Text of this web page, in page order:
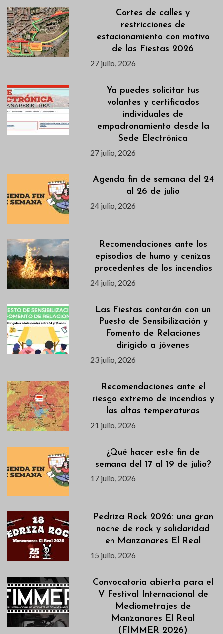
Cortes de calles y
restricciones de
estacionamiento con motivo
de las Fiestas 2026
27 julio, 2026
Ya puedes solicitar tus
volantes y certificados
individuales de
empadronamiento desde la
Sede Electrónica
27 julio, 2026
Agenda fin de semana del 24
al 26 de julio
24 julio, 2026
Recomendaciones ante los
episodios de humo y cenizas
procedentes de los incendios
24 julio, 2026
Las Fiestas contarán con un
Puesto de Sensibilización y
Fomento de Relaciones
dirigido a jóvenes
23 julio, 2026
Recomendaciones ante el
riesgo extremo de incendios y
las altas temperaturas
21 julio, 2026
¿Qué hacer este fin de
semana del 17 al 19 de julio?
17 julio, 2026
Pedriza Rock 2026: una gran
noche de rock y solidaridad
en Manzanares El Real
15 julio, 2026
Convocatoria abierta para el
V Festival Internacional de
Mediometrajes de
Manzanares El Real
(FIMMER 2026)